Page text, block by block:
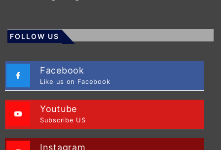
FOLLOW US
Facebook
Like us on Facebook
Youtube
Subscribe US
Instagram